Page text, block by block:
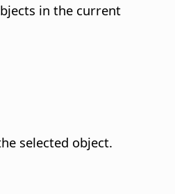
in the current
selected object.